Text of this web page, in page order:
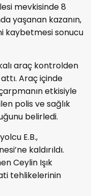
mevkisinde 8
yaşanan kazanın,
kaybetmesi sonucu
araç kontrolden
Araç içinde
etkisiyle
polis ve sağlık
belirledi.
E.B.,
kaldırıldı.
Ceylin Işık
tehlikelerinin